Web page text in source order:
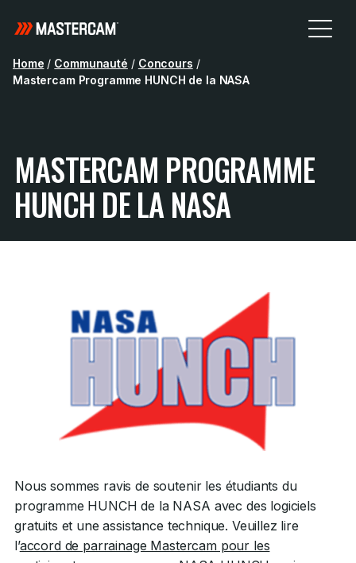
Home / Communauté / Concours /
Mastercam Programme HUNCH de la NASA
MASTERCAM PROGRAMME
HUNCH DE LA NASA
Nous sommes ravis de soutenir les étudiants du
programme HUNCH de la NASA avec des logiciels
gratuits et une assistance technique. Veuillez lire
l’accord de parrainage Mastercam pour les